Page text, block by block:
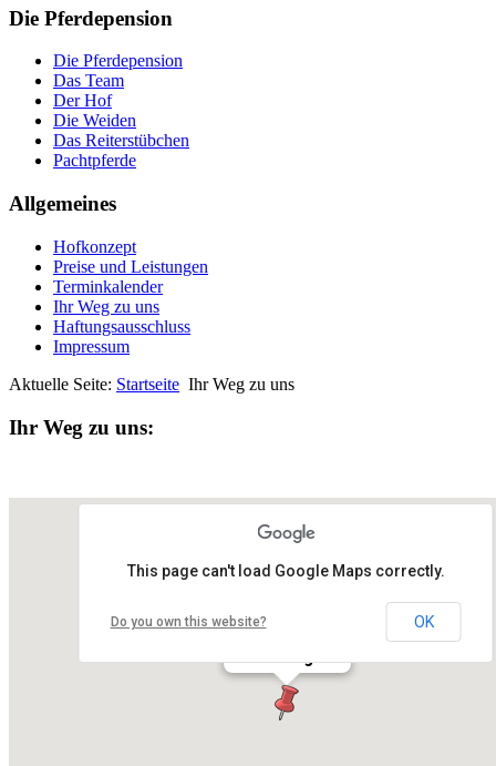
Die Pferdepension
Die Pferdepension
Das Team
Der Hof
Die Weiden
Das Reiterstübchen
Pachtpferde
Allgemeines
Hofkonzept
Preise und Leistungen
Terminkalender
Ihr Weg zu uns
Haftungsausschluss
Impressum
Aktuelle Seite: Startseite Ihr Weg zu uns
Ihr Weg zu uns:
Dreikönigshof
This page can't load Google Maps correctly.
Do you own this website? OK